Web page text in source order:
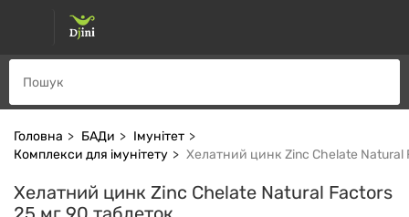
Головна БАДи
Імунітет
Комплекси для імунітету
Хелатний цинк Zinc Chelate Natural
Хелатний цинк Zinc Chelate Natural Factors